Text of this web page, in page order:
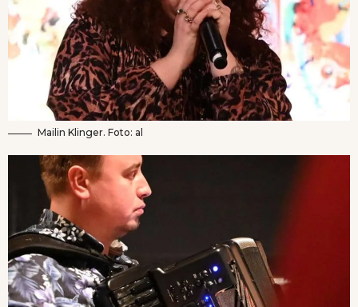
Mailin Klinger. Foto: al